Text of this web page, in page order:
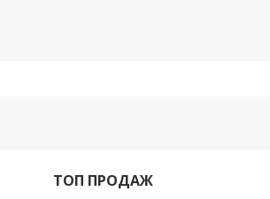
ТОП ПРОДАЖ